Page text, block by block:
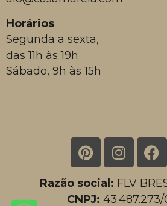
Horários
Segunda a sexta,
das 11h às 19h
Sábado, 9h às 15h
Razão social: FLV
CNPJ: 43.487.273/